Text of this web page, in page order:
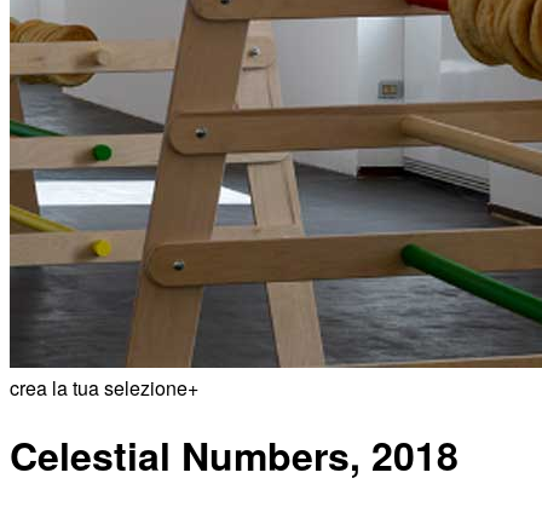
crea la tua selezione+
Celestial Numbers, 2018